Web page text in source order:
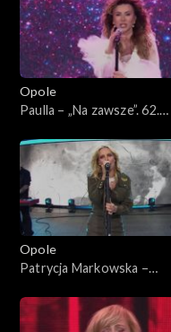
Koncert „Premiery”
Opole
Paulla – „Na zawsze”. 62.
Opole
Patrycja Markowska –
KFPP: Koncert „Premiery”